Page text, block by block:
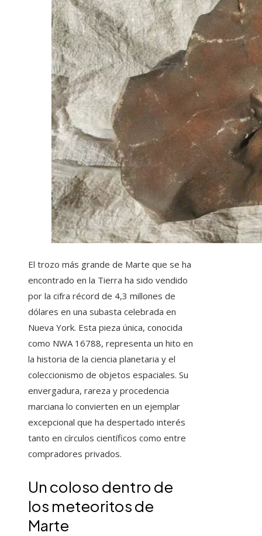
El trozo más grande de Marte que se ha
encontrado en la Tierra ha sido vendido
por la cifra récord de 4,3 millones de
dólares en una subasta celebrada en
Nueva York. Esta pieza única, conocida
como NWA 16788, representa un hito en
la historia de la ciencia planetaria y el
coleccionismo de objetos espaciales. Su
envergadura, rareza y procedencia
marciana lo convierten en un ejemplar
excepcional que ha despertado interés
tanto en círculos científicos como entre
compradores privados.
Un coloso dentro de
los meteoritos de
Marte